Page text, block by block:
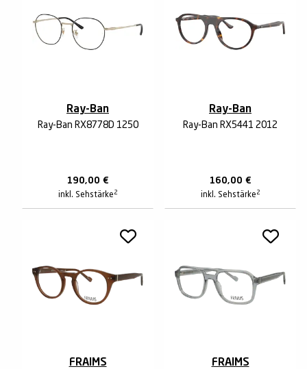
Ray-Ban
Ray-Ban RX8778D 1250
190,00 €
inkl. Sehstärke 2
Ray-Ban
Ray-Ban RX5441 2012
160,00 €
inkl. Sehstärke 2
FRAIMS FRAIMS